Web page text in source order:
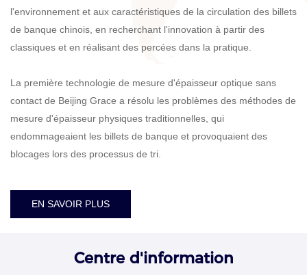
l'environnement et aux caractéristiques de la circulation des billets
de banque chinois, en recherchant l'innovation à partir des
classiques et en réalisant des percées dans la pratique.
La première technologie de mesure d'épaisseur optique sans
contact de Beijing Grace a résolu les problèmes des méthodes de
mesure d'épaisseur physiques traditionnelles, qui
endommageaient les billets de banque et provoquaient des
blocages lors des processus de tri.
EN SAVOIR PLUS
Centre d'information